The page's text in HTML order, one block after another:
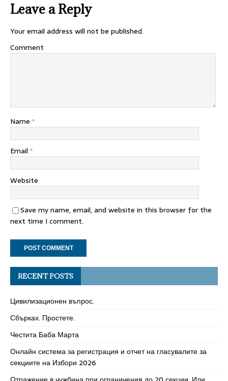
Leave a Reply
Your email address will not be published.
Comment
Name *
Email *
Website
Save my name, email, and website in this browser for the
next time I comment.
RECENT POSTS
Цивилизационен въпрос.
Сбърках. Простете.
Честита Баба Марта
Онлайн система за регистрация и отчет на гласувалите за
секциите на Избори 2026